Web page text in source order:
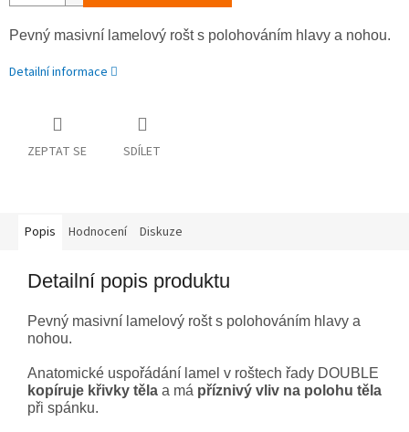
Pevný masivní lamelový rošt s polohováním hlavy a nohou.
Detailní informace
ZEPTAT SE SDÍLET
Popis Hodnocení Diskuze
Detailní popis produktu
Pevný masivní lamelový rošt s polohováním hlavy a
nohou.
Anatomické uspořádání lamel v roštech řady DOUBLE
kopíruje křivky těla a má příznivý vliv na polohu těla
při spánku.